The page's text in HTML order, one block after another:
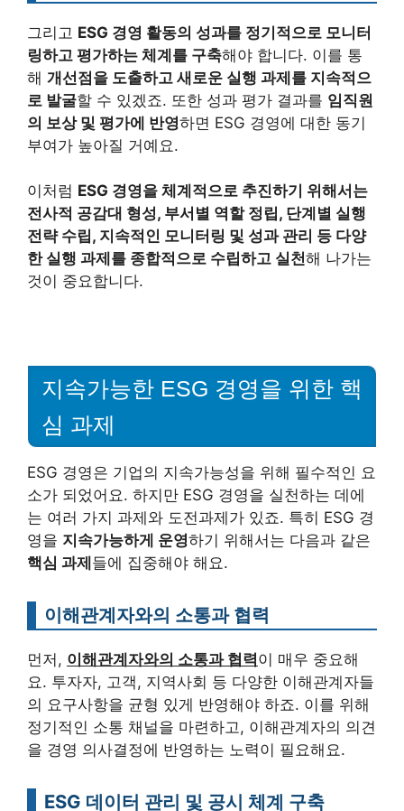
그리고 ESG 경영 활동의 성과를 정기적으로 모니터
링하고 평가하는 체계를 구축해야 합니다. 이를 통
해 개선점을 도출하고 새로운 실행 과제를 지속적으
로 발굴할 수 있겠죠. 또한 성과 평가 결과를 임직원
의 보상 및 평가에 반영하면 ESG 경영에 대한 동기
부여가 높아질 거예요.
이처럼 ESG 경영을 체계적으로 추진하기 위해서는
전사적 공감대 형성, 부서별 역할 정립, 단계별 실행
전략 수립, 지속적인 모니터링 및 성과 관리 등 다양
한 실행 과제를 종합적으로 수립하고 실천해 나가는
것이 중요합니다.
지속가능한 ESG 경영을 위한 핵
심 과제
ESG 경영은 기업의 지속가능성을 위해 필수적인 요
소가 되었어요. 하지만 ESG 경영을 실천하는 데에
는 여러 가지 과제와 도전과제가 있죠. 특히 ESG 경
영을 지속가능하게 운영하기 위해서는 다음과 같은
핵심 과제들에 집중해야 해요.
이해관계자와의 소통과 협력
먼저, 이해관계자와의 소통과 협력이 매우 중요해
요. 투자자, 고객, 지역사회 등 다양한 이해관계자들
의 요구사항을 균형 있게 반영해야 하죠. 이를 위해
정기적인 소통 채널을 마련하고, 이해관계자의 의견
을 경영 의사결정에 반영하는 노력이 필요해요.
ESG 데이터 관리 및 공시 체계 구축